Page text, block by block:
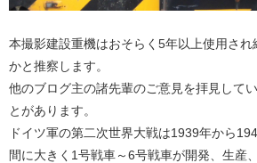
本撮影建設重機はおそらく5年以上使用さ
かと推察します。
他のブログ主の諸先輩のご意見を拝見して
とがあります。
ドイツ軍の第二次世界大戦は1939年から
間に大きく1号戦車～6号戦車が開発、生産